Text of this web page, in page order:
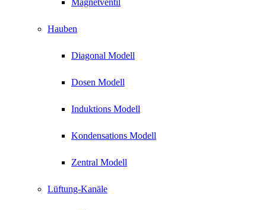
Magnetventil
Hauben
Diagonal Modell
Dosen Modell
Induktions Modell
Kondensations Modell
Zentral Modell
Lüftung-Kanäle